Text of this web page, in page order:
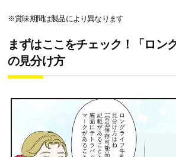
※賞味期間は製品により異なります
まずはここをチェック！「ロン
の見分け方